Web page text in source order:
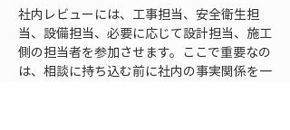
社内レビューには、工事担当、安全衛生担
当、設備担当、必要に応じて設計担当、施工
側の担当者を参加させます。ここで重要なの
は、相談に持ち込む前に社内の事実関係を一